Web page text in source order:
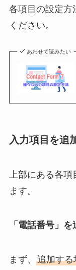
各項目の設定方
ください。
あわせて読みたい
入力項目を追
上部にある各項
ます。
「電話番号」
まず、 追加する